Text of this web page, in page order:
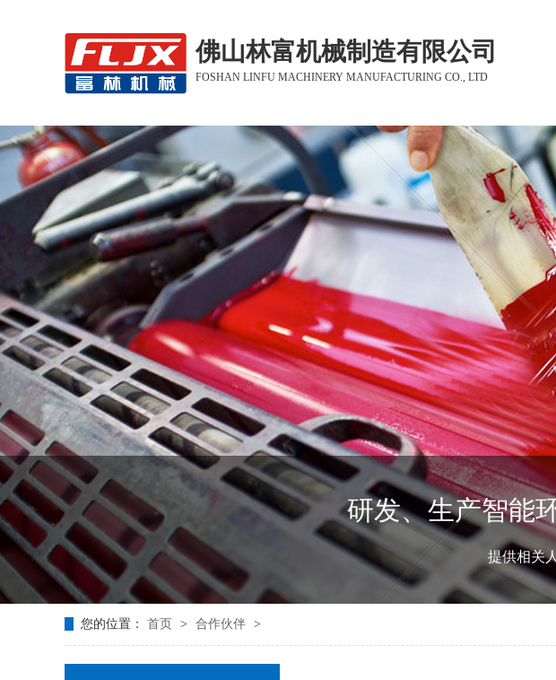
佛山林富机械制造有限公司
FOSHAN LINFU MACHINERY MANUFACTURING CO., LTD
研发、生产智能
提供相关
您的位置： 首页 > 合作伙伴 >